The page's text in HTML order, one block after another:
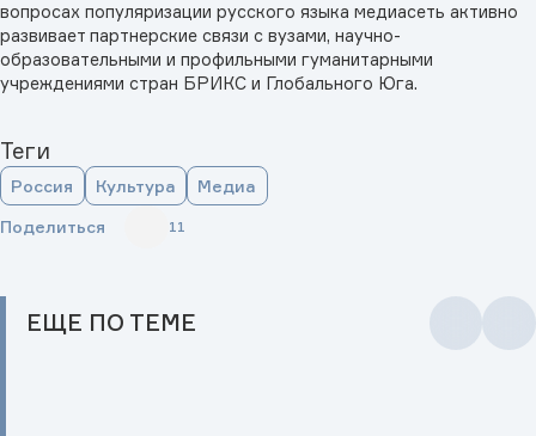
вопросах популяризации русского языка медиасеть активно
развивает партнерские связи с вузами, научно-
образовательными и профильными гуманитарными
учреждениями стран БРИКС и Глобального Юга.
Теги
Россия Культура Медиа
Поделиться 11
ЕЩЕ ПО ТЕМЕ